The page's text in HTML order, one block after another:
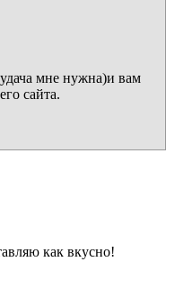
мне нужна)и вам
сайта.
как вкусно!